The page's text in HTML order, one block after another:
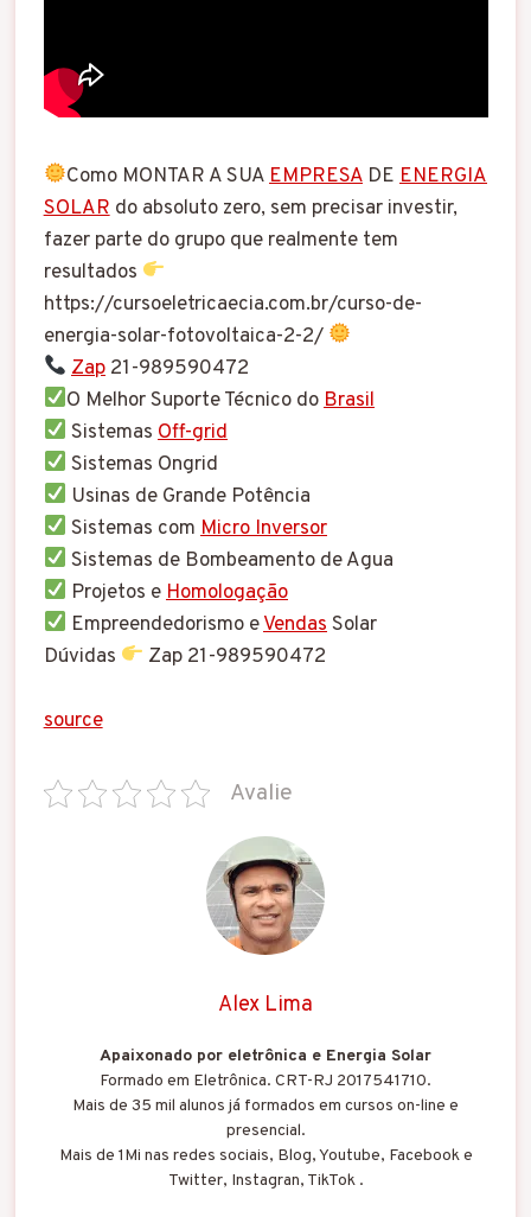
Como MONTAR A SUAEMPRESA DE ENERGIA
SOLARdo absoluto zero, sem precisar investir,
fazer parte do grupo que realmente tem
resultados
https://cursoeletricaecia.com.br/curso-de-
energia-solar-fotovoltaica-2-2/
Zap 21-989590472
O Melhor Suporte Técnico doBrasil
Sistemas Off-grid
Sistemas Ongrid
Usinas de Grande Potência
Sistemas com Micro Inversor
Sistemas de Bombeamento de Agua
Projetos eHomologação
Empreendedorismo eVendasSolar
Dúvidas
Zap 21-989590472
source
Avalie
Alex Lima
Apaixonado por eletrônica e Energia Solar
Formado em Eletrônica. CRT-RJ 2017541710.
Mais de 35 mil alunos já formados em cursos on-line e
presencial.
Mais de 1Mi nas redes sociais, Blog, Youtube, Facebook e
Twitter, Instagran, TikTok .